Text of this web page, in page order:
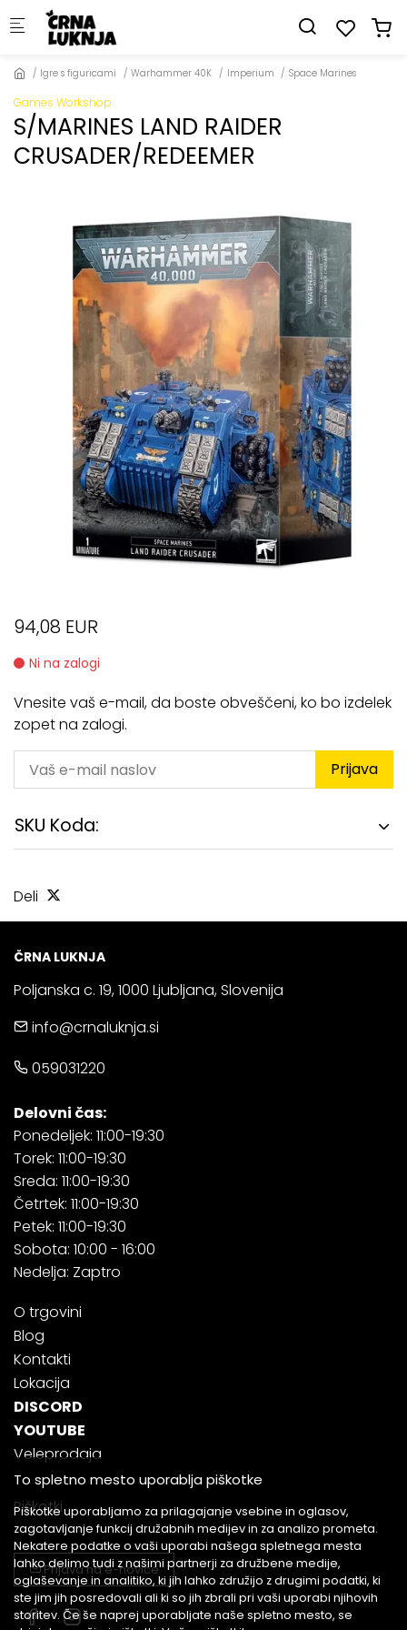
Skip to main content
Igre s figuricami Warhammer 40K Imperium Space Marines
Games Workshop
S/MARINES LAND RAIDER
CRUSADER/REDEEMER
94,08 EUR
Ni na zalogi
Vnesite vaš e-mail, da boste obveščeni, ko bo izdelek
zopet na zalogi.
Prijava
SKU Koda:
Deli
ČRNA LUKNJA
Poljanska c. 19, 1000 Ljubljana, Slovenija
info@crnaluknja.si
059031220
Delovni čas:
Ponedeljek: 11:00-19:30
Torek: 11:00-19:30
Sreda: 11:00-19:30
Četrtek: 11:00-19:30
Petek: 11:00-19:30
Sobota: 10:00 - 16:00
Nedelja: Zaptro
O trgovini
Blog
Kontakti
Lokacija
DISCORD
YOUTUBE
Veleprodaja
Piškotki
Prijava na e-novice
To spletno mesto uporablja piškotke
Piškotke uporabljamo za prilagajanje vsebine in oglasov,
zagotavljanje funkcij družabnih medijev in za analizo prometa.
Nekatere podatke o vaši uporabi našega spletnega mesta
lahko delimo tudi z našimi partnerji za družbene medije,
oglaševanje in analitiko, ki jih lahko združijo z drugimi podatki, ki
ste jim jih posredovali ali ki so jih zbrali pri vaši uporabi njihovih
storitev. Če še naprej uporabljate naše spletno mesto, se